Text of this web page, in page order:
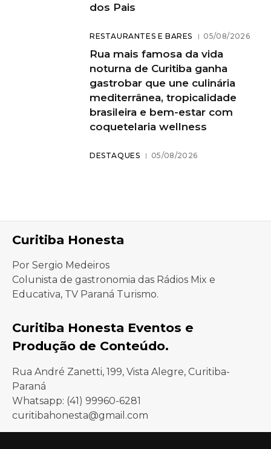
dos Pais
RESTAURANTES E BARES 05/08/2026
Rua mais famosa da vida
noturna de Curitiba ganha
gastrobar que une culinária
mediterrânea, tropicalidade
brasileira e bem-estar com
coquetelaria wellness
DESTAQUES 05/08/2026
Curitiba Honesta
Por Sergio Medeiros
Colunista de gastronomia das Rádios Mix e
Educativa, TV Paraná Turismo.
Curitiba Honesta Eventos e
Produção de Conteúdo.
Rua André Zanetti, 199, Vista Alegre, Curitiba-
Paraná
Whatsapp: (41) 99960-6281
curitibahonesta@gmail.com